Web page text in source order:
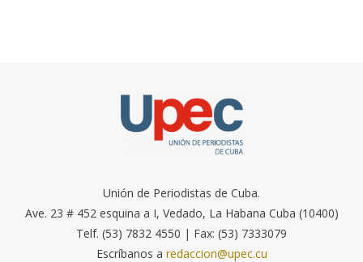
Unión de Periodistas de Cuba.
Ave. 23 # 452 esquina a I, Vedado, La Habana Cuba (10400)
Telf. (53) 7832 4550 | Fax: (53) 7333079
Escríbanos a redaccion@upec.cu